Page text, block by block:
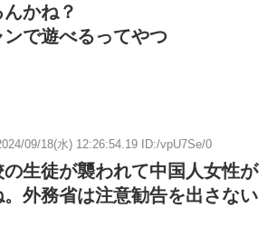
かね？
で遊べるってやつ
09/18(水) 12:26:54.19 ID:/vpU7Se/0
生徒が襲われて中国人女性が
外務省は注意勧告を出さない